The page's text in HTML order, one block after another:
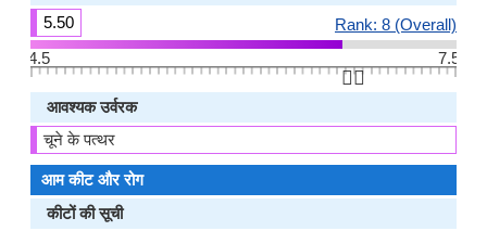
5.50
Rank: 8 (Overall)
4.5
7.5
👆🏻
आवश्यक उर्वरक
चूने के पत्थर
आम कीट और रोग
कीटों की सूची